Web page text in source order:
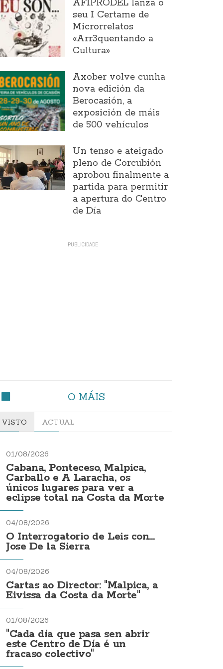
AFIPRODEL lanza o
seu I Certame de
Microrrelatos
«Arr3quentando a
Cultura»
Axober volve cunha
nova edición da
Berocasión, a
exposición de máis
de 500 vehículos
Un tenso e ateigado
pleno de Corcubión
aprobou finalmente a
partida para permitir
a apertura do Centro
de Día
O MÁIS
VISTO ACTUAL
01/08/2026
Cabana, Ponteceso, Malpica,
Carballo e A Laracha, os
únicos lugares para ver a
eclipse total na Costa da Morte
04/08/2026
O Interrogatorio de Leis con...
Jose De la Sierra
04/08/2026
Cartas ao Director: "Malpica, a
Eivissa da Costa da Morte"
01/08/2026
"Cada día que pasa sen abrir
este Centro de Día é un
fracaso colectivo"